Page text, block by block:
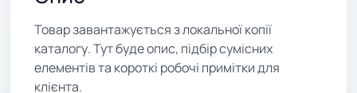
Товар завантажується з локальної копії
каталогу. Тут буде опис, підбір сумісних
елементів та короткі робочі примітки для
клієнта.